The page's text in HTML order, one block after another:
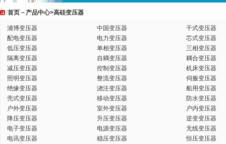
键
词
首页 － 产品中心>高硅变压器
浦博变压器 中国变压器
干式变压器
配电变压器
电力变压器
芯式变压器
低压变压器
单相变压器
三相变压器
隔离变压器
自耦变压器
耦合变压器
减压变压器
控制变压器
机床变压器
照明变压器
整流变压器
伺服变压器
绝缘变压器
浇注变压器
船用变压器
壳式变压器
移动变压器
防水变压器
户外变压器
室外变压器
户内变压器
降压变压器
升压变压器
逆变变压器
电子变压器
电源变压器
无线变压器
电讯变压器
稳压变压器
恒压变压器